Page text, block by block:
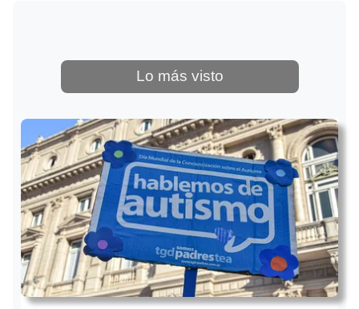
Lo más visto